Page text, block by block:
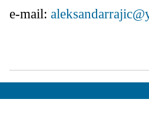
e-mail: